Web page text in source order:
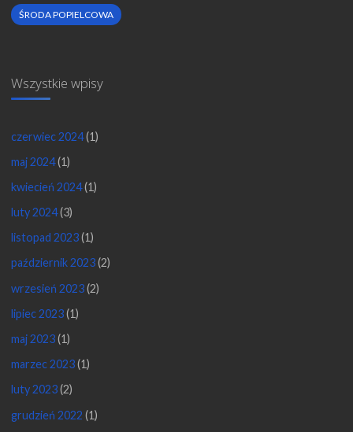
ŚRODA POPIELCOWA
Wszystkie wpisy
czerwiec 2024(1)
maj 2024(1)
kwiecień 2024(1)
luty 2024(3)
listopad 2023(1)
październik 2023(2)
wrzesień 2023(2)
lipiec 2023(1)
maj 2023(1)
marzec 2023(1)
luty 2023(2)
grudzień 2022 (1)